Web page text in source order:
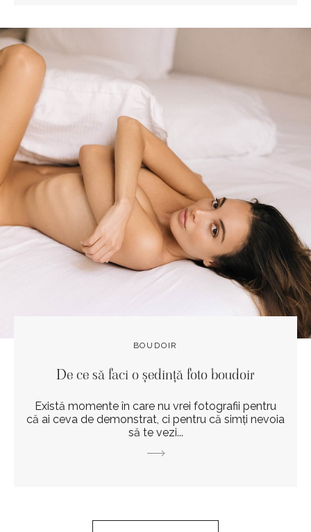
BOUDOIR
De ce să faci o ședință foto boudoir
Există momente în care nu vrei fotografii pentru
că ai ceva de demonstrat, ci pentru că simți nevoia
să te vezi...